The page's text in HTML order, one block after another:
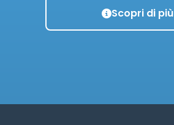
Scopri di più